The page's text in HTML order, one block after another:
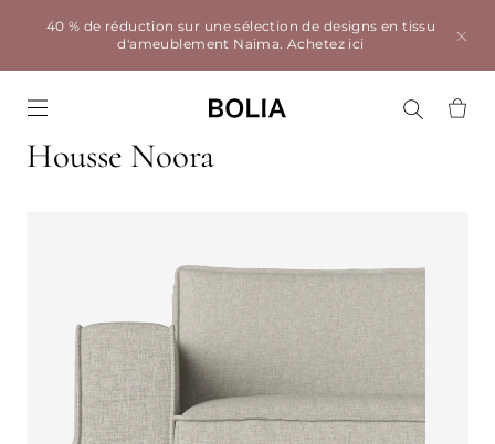
40 % de réduction sur une sélection de designs en tissu
d'ameublement Naima.Achetez ici
Housse Noora